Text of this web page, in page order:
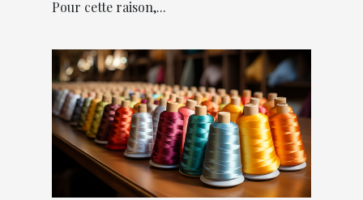
Pour cette raison,...